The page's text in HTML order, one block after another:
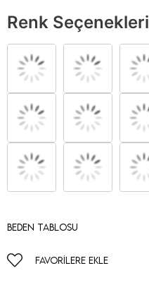
Renk Seçenekleri
Beden Tablosu
FAVORILERE EKLE